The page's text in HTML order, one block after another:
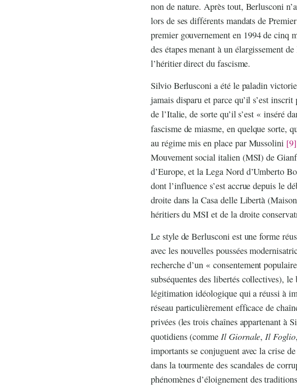
non de nature. Après tout, Berlusconi
lors de ses différents mandats de
premier gouvernement en 1994 de cinq
des étapes menant à un élargissement
l’héritier direct du fascisme.
Silvio Berlusconi a été le paladin
jamais disparu et parce qu’il s’est
de l’Italie, de sorte qu’il s’est « inséré
fascisme de miasme, en quelque sorte,
au régime mis en place par Mussolini [9]
Mouvement social italien (MSI) de
d’Europe, et la Lega Nord d’Umberto
dont l’influence s’est accrue depuis le
droite dans la Casa delle Libertà
héritiers du MSI et de la droite
Le style de Berlusconi est une forme
avec les nouvelles poussées
recherche d’un « consentement
subséquentes des libertés collectives),
légitimation idéologique qui a réussi à
réseau particulièrement efficace de
privées (les trois chaînes appartenant à
quotidiens (comme Il Giornale, Il Foglio,
importants se conjuguent avec la crise
dans la tourmente des scandales de
phénomènes d’éloignement des